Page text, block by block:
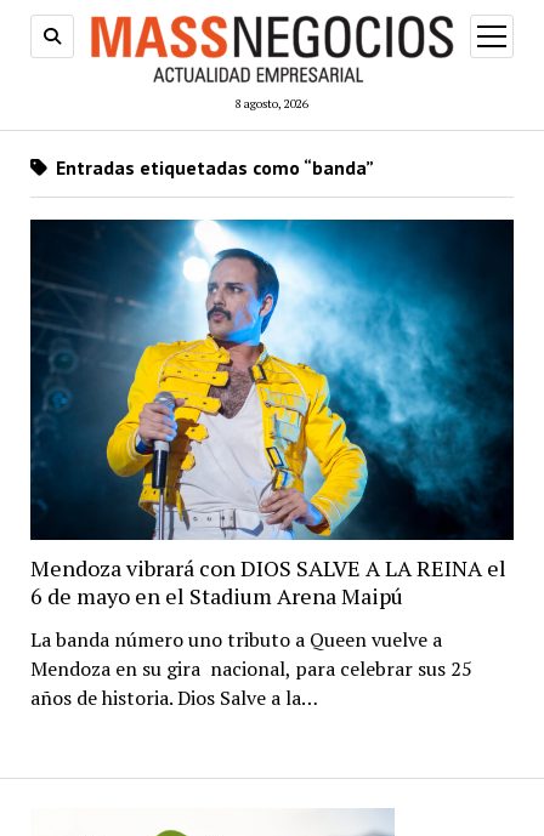
8 agosto, 2026
abrir
menú
Entradas etiquetadas como “banda”
Mendoza vibrará con DIOS SALVE A LA REINA el
6 de mayo en el Stadium Arena Maipú
La banda número uno tributo a Queen vuelve a
Mendoza en su gira nacional, para celebrar sus 25
años de historia. Dios Salve a la…